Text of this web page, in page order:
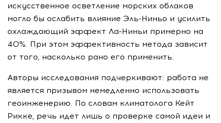
искусственное осветление морских облаков
могло бы ослабить влияние Эль-Ниньо и усилить
охлаждающий эффект Ла-Ниньи примерно на
40%. При этом эффективность метода зависит
от того, насколько рано его применить.
Авторы исследования подчеркивают: работа не
является призывом немедленно использовать
геоинженерию. По словам климатолога Кейт
Рикке, речь идет лишь о проверке самой идеи и